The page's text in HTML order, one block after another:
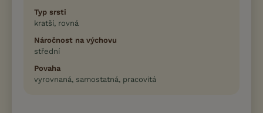
Typ srsti
kratší, rovná
Náročnost na výchovu
střední
Povaha
vyrovnaná, samostatná, pracovitá